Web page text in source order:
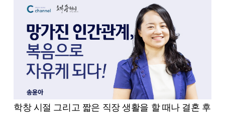
학창 시절 그리고 짧은 직장 생활을 할 때나 결혼 후